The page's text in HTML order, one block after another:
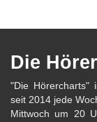
Die
"Die Hörercharts"
seit 2014 jede
Mittwoch um 20